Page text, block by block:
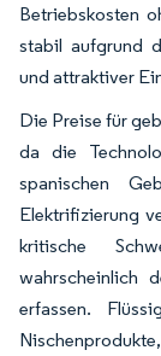
Betriebskosten
stabil aufgrund
und attraktiver
Die Preise für
da die
spanischen
Elektrifizierung
kritische
wahrscheinlich
erfassen.